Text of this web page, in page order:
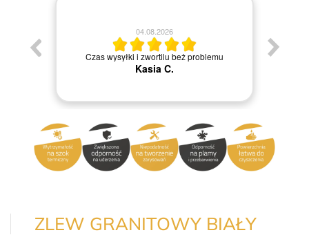
04.08.2026
Jestem bardzo zadowolona z Waszej szybkiej
obsługi dziękuję
Grażyna M.
ZLEW GRANITOWY BIAŁY